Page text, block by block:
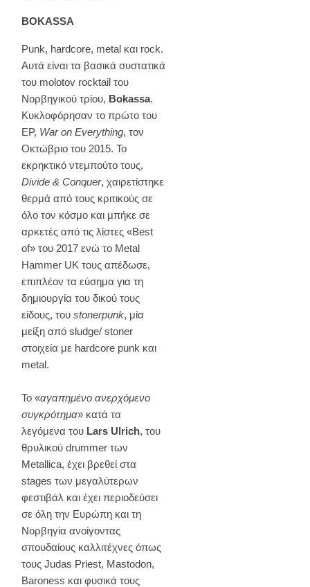
BOKASSA
Punk, hardcore, metal και rock.
Αυτά είναι τα βασικά συστατικά
του molotov rocktail του
Νορβηγικού τρίου, Bokassa.
Kυκλοφόρησαν το πρώτο του
EP, War on Everything, τον
Οκτώβριο του 2015. Το
εκρηκτικό ντεμπούτο τους,
Divide & Conquer, χαιρετίστηκε
θερμά από τους κριτικούς σε
όλο τον κόσμο και μπήκε σε
αρκετές από τις λίστες «Best
of» του 2017 ενώ το Metal
Hammer UK τους απέδωσε,
επιπλέον τα εύσημα για τη
δημιουργία του δικού τους
είδους, του stonerpunk, μία
μείξη από sludge/ stoner
στοιχεία με hardcore punk και
metal.
Το «αγαπημένο ανερχόμενο
συγκρότημα» κατά τα
λεγόμενα του Lars Ulrich, του
θρυλικού drummer των
Metallica, έχει βρεθεί στα
stages των μεγαλύτερων
φεστιβάλ και έχει περιοδεύσει
σε όλη την Ευρώπη και τη
Νορβηγία ανοίγοντας
σπουδαίους καλλιτέχνες όπως
τους Judas Priest, Mastodon,
Baroness και φυσικά τους